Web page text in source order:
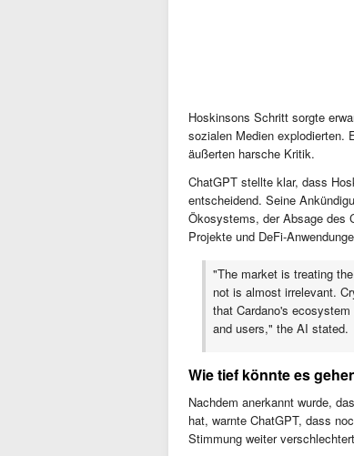
Hoskinsons Schritt sorgte
sozialen Medien explodierten.
äußerten harsche Kritik.
ChatGPT stellte klar, dass
entscheidend. Seine
Ökosystems, der Absage des
Projekte und DeFi-
"The market is treating
not is almost irrelevant.
that Cardano's
and users," the AI stated.
Wie tief könnte es
Nachdem anerkannt wurde,
hat, warnte ChatGPT, dass
Stimmung weiter